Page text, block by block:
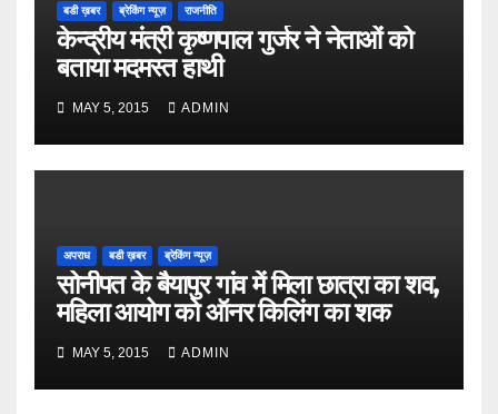
बडी ख़बर ब्रेकिंग न्यूज़ राजनीति
केन्द्रीय मंत्री कृष्णपाल गुर्जर ने नेताओं को
बताया मदमस्त हाथी
MAY 5, 2015 ADMIN
अपराध बडी ख़बर ब्रेकिंग न्यूज़
सोनीपत के बैयापुर गांव में मिला छात्रा का शव,
महिला आयोग को ऑनर किलिंग का शक
MAY 5, 2015 ADMIN